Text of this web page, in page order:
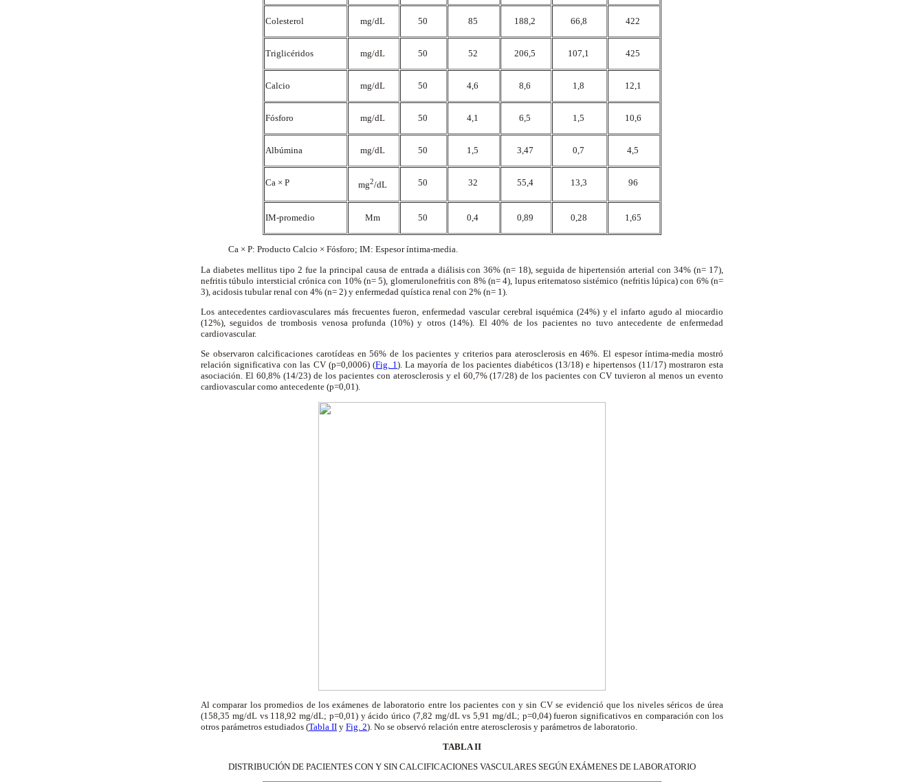
Colesterol mg/dL 50 85 188,2 66,8 422
Triglicéridos mg/dL 50 52 206,5 107,1 425
Calcio mg/dL 50 4,6 8,6 1,8 12,1
Fósforo mg/dL 50 4,1 6,5 1,5 10,6
Albúmina mg/dL 50 1,5 3,47 0,7 4,5
Ca × P mg2/dL 50 32 55,4 13,3 96
IM-promedio Mm 50 0,4 0,89 0,28 1,65
Ca × P: Producto Calcio × Fósforo; IM: Espesor íntima-media.
La diabetes mellitus tipo 2 fue la principal causa de entrada a diálisis con 36% (n= 18), seguida de hipertensión arterial con 34% (n= 17),
nefritis túbulo intersticial crónica con 10% (n= 5), glomerulonefritis con 8% (n= 4), lupus eritematoso sistémico (nefritis lúpica) con 6% (n=
3), acidosis tubular renal con 4% (n= 2) y enfermedad quística renal con 2% (n= 1).
Los antecedentes cardiovasculares más frecuentes fueron, enfermedad vascular cerebral isquémica (24%) y el infarto agudo al miocardio
(12%), seguidos de trombosis venosa profunda (10%) y otros (14%). El 40% de los pacientes no tuvo antecedente de enfermedad
cardiovascular.
Se observaron calcificaciones carotídeas en 56% de los pacientes y criterios para aterosclerosis en 46%. El espesor íntima-media mostró
relación significativa con las CV (p=0,0006) (Fig. 1). La mayoría de los pacientes diabéticos (13/18) e hipertensos (11/17) mostraron esta
asociación. El 60,8% (14/23) de los pacientes con aterosclerosis y el 60,7% (17/28) de los pacientes con CV tuvieron al menos un evento
cardiovascular como antecedente (p=0,01).
Al comparar los promedios de los exámenes de laboratorio entre los pacientes con y sin CV se evidenció que los niveles séricos de úrea
(158,35 mg/dL vs 118,92 mg/dL; p=0,01) y ácido úrico (7,82 mg/dL vs 5,91 mg/dL; p=0,04) fueron significativos en comparación con los
otros parámetros estudiados (Tabla II y Fig. 2). No se observó relación entre aterosclerosis y parámetros de laboratorio.
TABLA II
DISTRIBUCIÓN DE PACIENTES CON Y SIN CALCIFICACIONES VASCULARES SEGÚN EXÁMENES DE LABORATORIO